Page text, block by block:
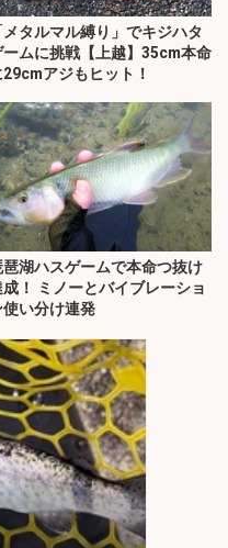
メタルマル縛り」でキジハタ
ームに挑戦【上越】35cm本命
29cmアジもヒット！
琶湖ハスゲームで本命つ抜け
成！ ミノーとバイブレーショ
使い分け連発